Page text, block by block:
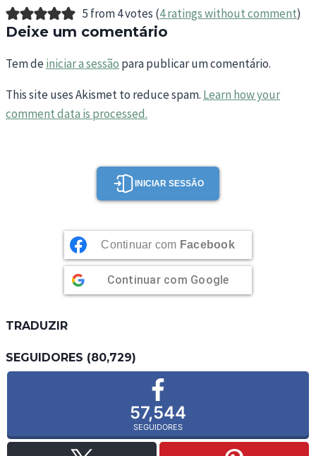
5 from 4 votes (4 ratings without comment)
Deixe um comentário
Tem deiniciar a sessão para publicar um comentário.
This site uses Akismet to reduce spam. Learn how your
comment data is processed.
INICIAR SESSÃO
Continuar com Facebook
Continuar com Google
TRADUZIR
SEGUIDORES (80,729)
57,544
SEGUIDORES